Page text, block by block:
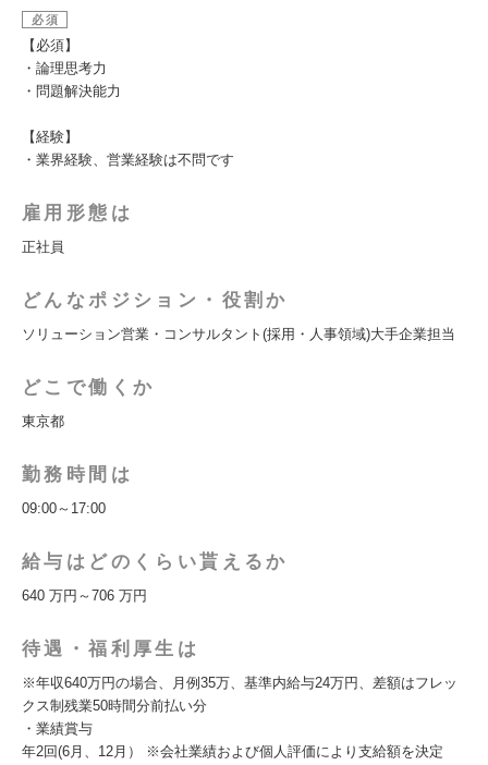
必須
【必須】
・論理思考力
・問題解決能力
【経験】
・業界経験、営業経験は不問です
雇用形態は
正社員
どんなポジション・役割か
ソリューション営業・コンサルタント(採用・人事領域)大手企業担当
どこで働くか
東京都
勤務時間は
09:00～17:00
給与はどのくらい貰えるか
640 万円～706 万円
待遇・福利厚生は
※年収640万円の場合、月例35万、基準内給与24万円、差額はフレッ
クス制残業50時間分前払い分
・業績賞与
年2回(6月、12月） ※会社業績および個人評価により支給額を決定